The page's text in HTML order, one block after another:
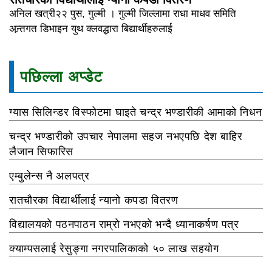
अनिल खत्री२२ पुस, गुल्मी । गुल्मी जिल्लामा राधा माधव समिति
अन्र्तगत डिभाइन युथ क्लवद्धारा बिद्यार्थीहरुलाई
पछिल्ला अप्डेट
ग्यास सिलिन्डर विस्फोटमा घाइते चन्द्र भण्डारीकी आमाको निधन
चन्द्र भण्डारीको उपचार नेपालमा सहज नभएपछि देश बाहिर
लैजान सिफारिस
एम्बुलेन्स नै अलपत्र
रातचौरका विद्यार्थीलाई न्यानो कपडा वितरण
विद्यालयको पठनपाठन राम्रो नभएको भन्दै ध्यानाकर्षण पत्र
क्याम्पसलाई रेसुङ्गा नगरपालिकाको ५० लाख सहयोग